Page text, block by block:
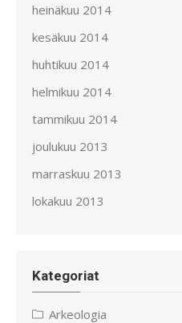
heinäkuu 2014
kesäkuu 2014
huhtikuu 2014
helmikuu 2014
tammikuu 2014
joulukuu 2013
marraskuu 2013
lokakuu 2013
Kategoriat
Arkeologia